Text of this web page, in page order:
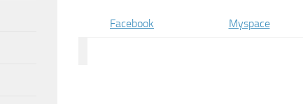
Facebook Myspace